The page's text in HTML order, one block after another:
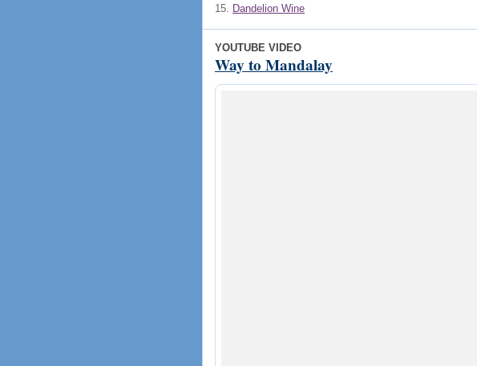
15. Dandelion Wine
YOUTUBE VIDEO
Way to Mandalay